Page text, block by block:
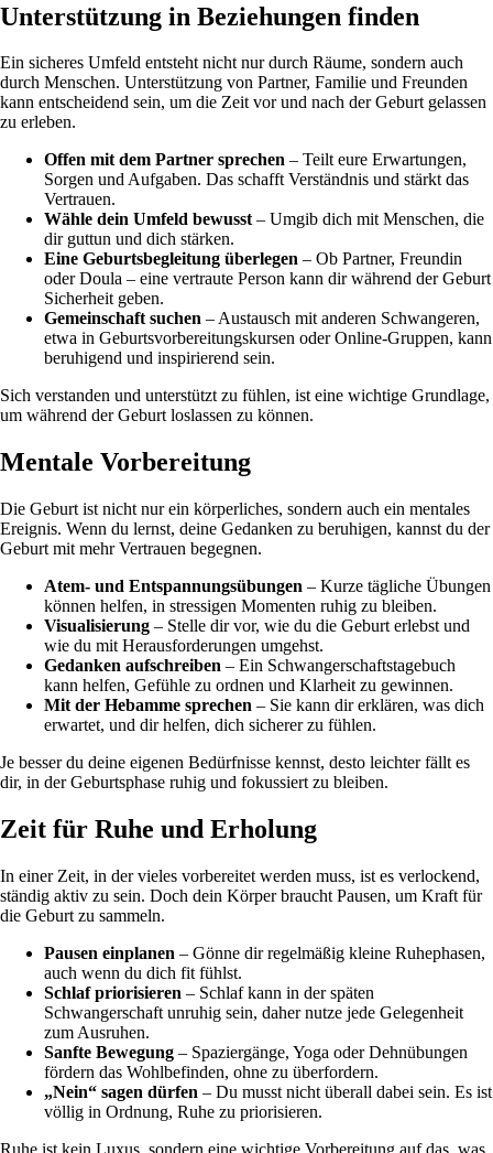
Unterstützung in Beziehungen finden
Ein sicheres Umfeld entsteht nicht nur durch Räume, sondern auch
durch Menschen. Unterstützung von Partner, Familie und Freunden
kann entscheidend sein, um die Zeit vor und nach der Geburt gelassen
zu erleben.
Offen mit dem Partner sprechen – Teilt eure Erwartungen,
Sorgen und Aufgaben. Das schafft Verständnis und stärkt das
Vertrauen.
Wähle dein Umfeld bewusst– Umgib dich mit Menschen, die
dir guttun und dich stärken.
Eine Geburtsbegleitung überlegen – Ob Partner, Freundin
oder Doula – eine vertraute Person kann dir während der Geburt
Sicherheit geben.
Gemeinschaft suchen – Austausch mit anderen Schwangeren,
etwa in Geburtsvorbereitungskursen oder Online-Gruppen, kann
beruhigend und inspirierend sein.
Sich verstanden und unterstützt zu fühlen, ist eine wichtige Grundlage,
um während der Geburt loslassen zu können.
Mentale Vorbereitung
Die Geburt ist nicht nur ein körperliches, sondern auch ein mentales
Ereignis. Wenn du lernst, deine Gedanken zu beruhigen, kannst du der
Geburt mit mehr Vertrauen begegnen.
Atem- und Entspannungsübungen – Kurze tägliche Übungen
können helfen, in stressigen Momenten ruhig zu bleiben.
Visualisierung – Stelle dir vor, wie du die Geburt erlebst und
wie du mit Herausforderungen umgehst.
Gedanken aufschreiben – Ein Schwangerschaftstagebuch
kann helfen, Gefühle zu ordnen und Klarheit zu gewinnen.
Mit der Hebamme sprechen – Sie kann dir erklären, was dich
erwartet, und dir helfen, dich sicherer zu fühlen.
Je besser du deine eigenen Bedürfnisse kennst, desto leichter fällt es
dir, in der Geburtsphase ruhig und fokussiert zu bleiben.
Zeit für Ruhe und Erholung
In einer Zeit, in der vieles vorbereitet werden muss, ist es verlockend,
ständig aktiv zu sein. Doch dein Körper braucht Pausen, um Kraft für
die Geburt zu sammeln.
Pausen einplanen – Gönne dir regelmäßig kleine Ruhephasen,
auch wenn du dich fit fühlst.
Schlaf priorisieren – Schlaf kann in der späten
Schwangerschaft unruhig sein, daher nutze jede Gelegenheit
zum Ausruhen.
Sanfte Bewegung – Spaziergänge, Yoga oder Dehnübungen
fördern das Wohlbefinden, ohne zu überfordern.
„Nein“ sagen dürfen – Du musst nicht überall dabei sein. Es ist
völlig in Ordnung, Ruhe zu priorisieren.
Ruhe ist kein Luxus, sondern eine wichtige Vorbereitung auf das, was